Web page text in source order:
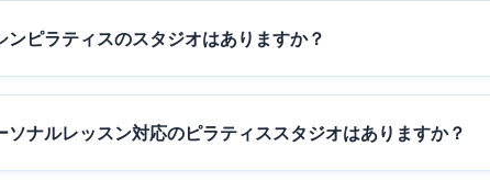
ンピラティスのスタジオはありますか？
ソナルレッスン対応のピラティススタジオはありますか？